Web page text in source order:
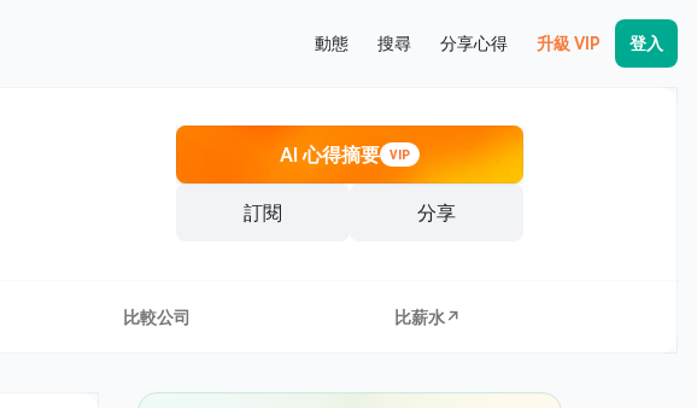
動態 搜尋 分享心得 升級 VIP 登入
AI 心得摘要 VIP
訂閱 分享
比較公司 比薪水↗